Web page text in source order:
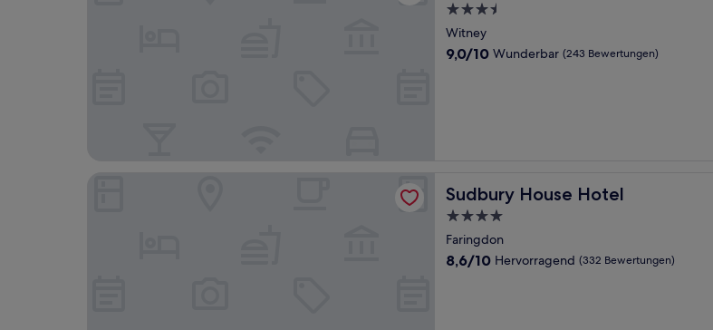
3.5-
Sterne-
Unterkunft
Witney
9.0
9,0/10 Wunderbar (243 Bewertungen)
Sudbury House Hotel
Sudbury House Hotel
4.0-
Sterne-
Unterkunft
Faringdon
8.6
8,6/10 Hervorragend (332 Bewertungen)